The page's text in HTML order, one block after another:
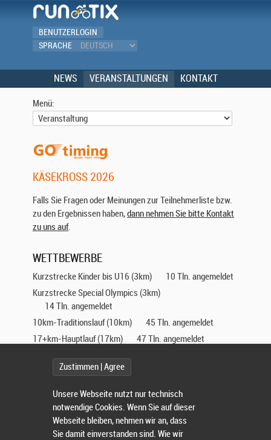
BENUTZERLOGIN
SPRACHE
NEWS VERANSTALTUNGEN KONTAKT
Menü:
KÄSEKROSS 2026
Falls Sie Fragen oder Meinungen zur Teilnehmerliste bzw.
zu den Ergebnissen haben,dann nehmen Sie bitte Kontakt
zu uns auf.
WETTBEWERBE
Kurzstrecke Kinder bis U16 (3km)
10 Tln. angemeldet
Kurzstrecke Special Olympics (3km)
14 Tln. angemeldet
10km-Traditionslauf (10km)
45 Tln. angemeldet
17+km-Hauptlauf (17km)
47 Tln. angemeldet
AUSSCHREIBUNG
TERMIN: 22.02.2026
Zustimmen | Agree
Unsere Webseite nutzt nur technisch
notwendige Cookies. Wenn Sie auf dieser
Webseite bleiben, nehmen wir an, dass
Sie damit einverstanden sind. Wie wir